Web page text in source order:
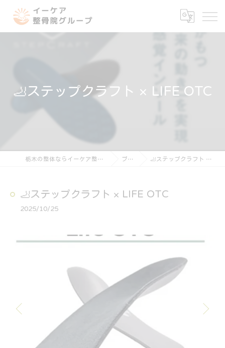
🦶ステップクラフト × LIFE OTC
栃木の整体ならイーケア整骨院グループ ブログ 🦶ステップクラフト × LIFE OTC
🦶ステップクラフト × LIFE OTC
2025/10/25